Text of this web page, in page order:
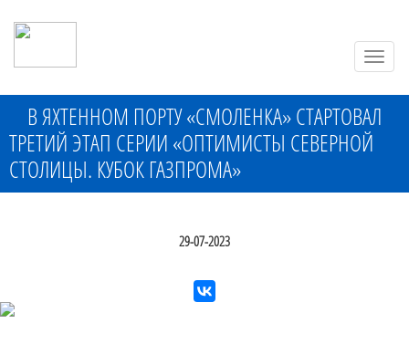
Toggle
В ЯХТЕННОМ ПОРТУ «СМОЛЕНКА» СТАРТОВАЛ
ТРЕТИЙ ЭТАП СЕРИИ «ОПТИМИСТЫ СЕВЕРНОЙ
СТОЛИЦЫ. КУБОК ГАЗПРОМА»
29-07-2023